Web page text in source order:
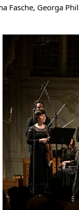
Fasche, Georga